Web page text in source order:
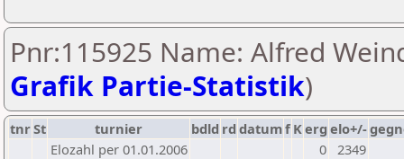
Pnr:115925 Name: Alfred
Grafik Partie-Statistik)
tnrSt turnier bdld rd datumf Kerg elo+/-
Elozahl per 01.01.2006
0 2349